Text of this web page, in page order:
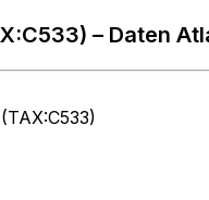
– Daten